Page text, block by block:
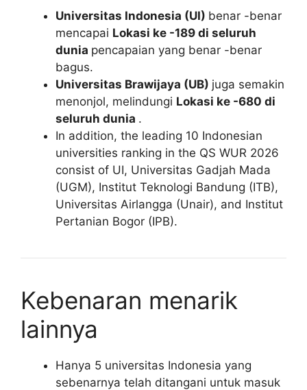
Universitas Indonesia (UI) benar -benar
mencapai Lokasi ke -189 di seluruh
dunia pencapaian yang benar -benar
bagus.
Universitas Brawijaya (UB) juga semakin
menonjol, melindungi Lokasi ke -680 di
seluruh dunia .
In addition, the leading 10 Indonesian
universities ranking in the QS WUR 2026
consist of UI, Universitas Gadjah Mada
(UGM), Institut Teknologi Bandung (ITB),
Universitas Airlangga (Unair), and Institut
Pertanian Bogor (IPB).
Kebenaran menarik
lainnya
Hanya 5 universitas Indonesia yang
sebenarnya telah ditangani untuk masuk